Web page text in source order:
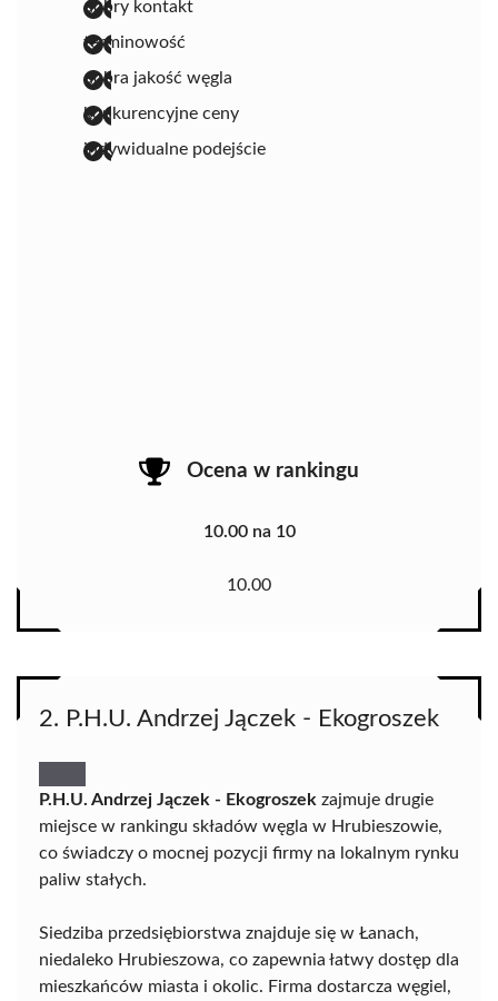
dobry kontakt
terminowość
dobra jakość węgla
konkurencyjne ceny
indywidualne podejście
Ocena w rankingu
10.00 na 10
10.00
2. P.H.U. Andrzej Jączek - Ekogroszek
P.H.U. Andrzej Jączek - Ekogroszek zajmuje drugie
miejsce w rankingu składów węgla w Hrubieszowie,
co świadczy o mocnej pozycji firmy na lokalnym rynku
paliw stałych.
Siedziba przedsiębiorstwa znajduje się w Łanach,
niedaleko Hrubieszowa, co zapewnia łatwy dostęp dla
mieszkańców miasta i okolic. Firma dostarcza węgiel,